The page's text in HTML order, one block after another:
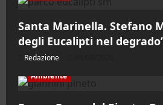
Santa Marinella. Stefano
degli Eucalipti nel
Redazione
Ambiente